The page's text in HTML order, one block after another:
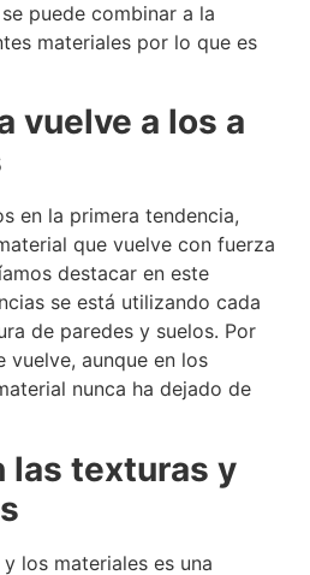
puede combinar a la
materiales por lo que es
vuelve a los a
en la primera tendencia,
que vuelve con fuerza
destacar en este
se está utilizando cada
de paredes y suelos. Por
vuelve, aunque en los
nunca ha dejado de
las texturas y
los materiales es una